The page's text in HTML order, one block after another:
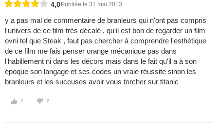
4,0 Publiée le 31 mai 2013
y a pas mal de commentaire de branleurs qui n'ont pas compris
l'univers de ce film trés décalé , qu'il est bon de regarder un film
ovni tel que Steak , faut pas chercher à comprendre l'esthétique
de ce film me fais penser orange mécanique pas dans
l'habillement ni dans les décors mais dans le fait qu'il a à son
époque son langage et ses codes un vraie réussite sinon les
branleurs et les suceuses avoir vous torcher sur titanic
2 2